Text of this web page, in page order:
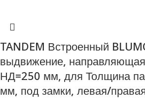
TANDEM Встроенный
выдвижение, направляющая
НД=250 мм, для Толщина
мм, под замки, левая/